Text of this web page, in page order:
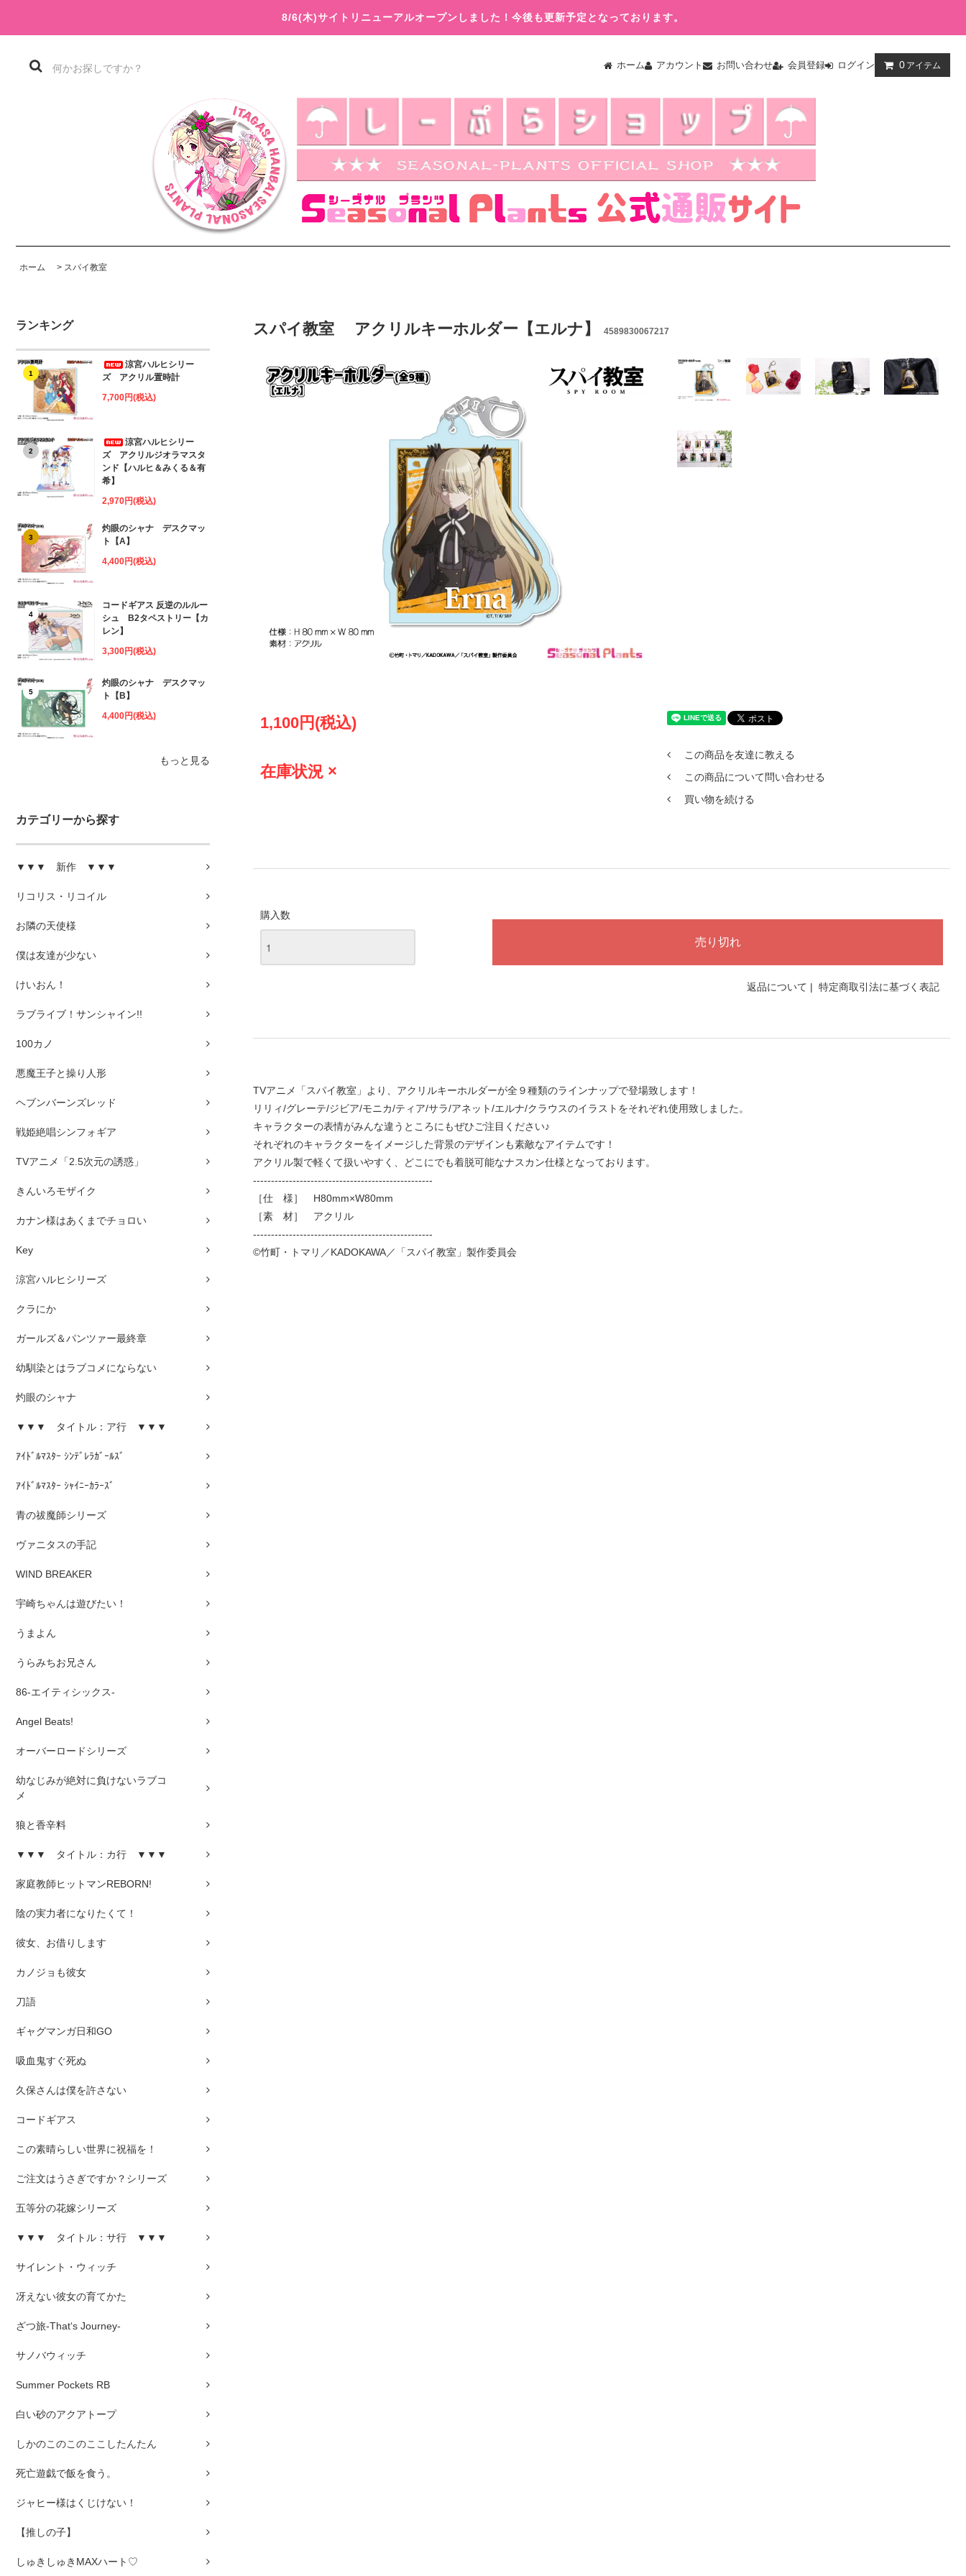
8/6(木)サイトリニューアルオープンしました！今後も更新予定となっております。
ホーム アカウント お問い合わせ 会員登録 ログイン 0 アイテム
ホーム > スパイ教室
ランキング
1
涼宮ハルヒシリー
ズ アクリル置時計
7,700円(税込)
2
涼宮ハルヒシリー
ズ アクリルジオラマスタ
ンド【ハルヒ＆みくる＆有
希】
2,970円(税込)
3
灼眼のシャナ デスクマッ
ト【A】
4,400円(税込)
4
コードギアス 反逆のルルー
シュ B2タペストリー【カ
レン】
3,300円(税込)
5
灼眼のシャナ デスクマッ
ト【B】
4,400円(税込)
もっと見る
カテゴリーから探す
▼▼▼ 新作 ▼▼▼
リコリス・リコイル
お隣の天使様
僕は友達が少ない
けいおん！
ラブライブ！サンシャイン!!
100カノ
悪魔王子と操り人形
ヘブンバーンズレッド
戦姫絶唱シンフォギア
TVアニメ「2.5次元の誘惑」
きんいろモザイク
カナン様はあくまでチョロい
Key
涼宮ハルヒシリーズ
クラにか
ガールズ＆パンツァー最終章
幼馴染とはラブコメにならない
灼眼のシャナ
▼▼▼ タイトル：ア行 ▼▼▼
ｱｲﾄﾞﾙﾏｽﾀｰ ｼﾝﾃﾞﾚﾗｶﾞｰﾙｽﾞ
ｱｲﾄﾞﾙﾏｽﾀｰ ｼｬｲﾆｰｶﾗｰｽﾞ
青の祓魔師シリーズ
ヴァニタスの手記
WIND BREAKER
宇崎ちゃんは遊びたい！
うまよん
うらみちお兄さん
86-エイティシックス-
Angel Beats!
オーバーロードシリーズ
幼なじみが絶対に負けないラブコ
メ
狼と香辛料
▼▼▼ タイトル：カ行 ▼▼▼
家庭教師ヒットマンREBORN!
陰の実力者になりたくて！
彼女、お借りします
カノジョも彼女
刀語
ギャグマンガ日和GO
吸血鬼すぐ死ぬ
久保さんは僕を許さない
コードギアス
この素晴らしい世界に祝福を！
ご注文はうさぎですか？シリーズ
五等分の花嫁シリーズ
▼▼▼ タイトル：サ行 ▼▼▼
サイレント・ウィッチ
冴えない彼女の育てかた
ざつ旅-That‘s Journey-
サノバウィッチ
Summer Pockets RB
白い砂のアクアトープ
しかのこのこのここしたんたん
死亡遊戯で飯を食う。
ジャヒー様はくじけない！
【推しの子】
しゅきしゅきMAXハート♡
スパイ教室 アクリルキーホルダー【エルナ】 4589830067217
1,100円(税込)
在庫状況 ×
この商品を友達に教える
この商品について問い合わせる
買い物を続ける
購入数
返品について | 特定商取引法に基づく表記
TVアニメ「スパイ教室」より、アクリルキーホルダーが全９種類のラインナップで登場致します！
リリィ/グレーテ/ジビア/モニカ/ティア/サラ/アネット/エルナ/クラウスのイラストをそれぞれ使用致しました。
キャラクターの表情がみんな違うところにもぜひご注目ください♪
それぞれのキャラクターをイメージした背景のデザインも素敵なアイテムです！
アクリル製で軽くて扱いやすく、どこにでも着脱可能なナスカン仕様となっております。
--------------------------------------------------
［仕 様］ H80mm×W80mm
［素 材］ アクリル
--------------------------------------------------
©竹町・トマリ／KADOKAWA／「スパイ教室」製作委員会